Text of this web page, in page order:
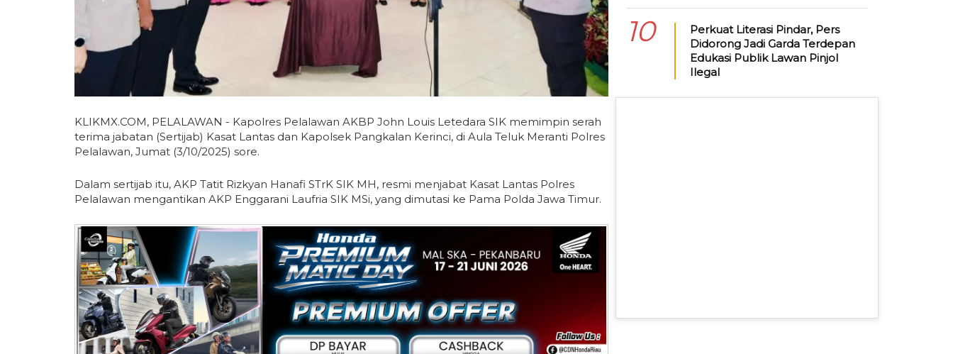
KLIKMX.COM, PELALAWAN - Kapolres Pelalawan AKBP John Louis Letedara SIK memimpin serah
terima jabatan (Sertijab) Kasat Lantas dan Kapolsek Pangkalan Kerinci, di Aula Teluk Meranti Polres
Pelalawan, Jumat (3/10/2025) sore.
Dalam sertijab itu, AKP Tatit Rizkyan Hanafi STrK SIK MH, resmi menjabat Kasat Lantas Polres
Pelalawan mengantikan AKP Enggarani Laufria SIK MSi, yang dimutasi ke Pama Polda Jawa Timur.
10
Perkuat Literasi Pindar, Pers
Didorong Jadi Garda Terdepan
Edukasi Publik Lawan Pinjol
Ilegal